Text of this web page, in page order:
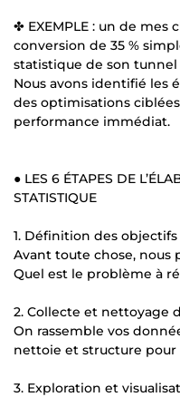
✤ EXEMPLE : un de mes
conversion de 35 %
statistique de son
Nous avons identifié les
des optimisations
performance immédiat.
● LES 6 ÉTAPES DE
STATISTIQUE
1. Définition des objectifs
Avant toute chose, nous
Quel est le problème à
2. Collecte et nettoyage
On rassemble vos
nettoie et structure
3. Exploration et